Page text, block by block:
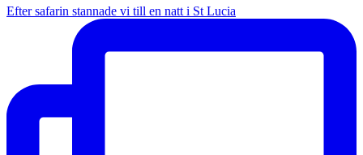
Efter safarin stannade vi till en natt i St Lucia